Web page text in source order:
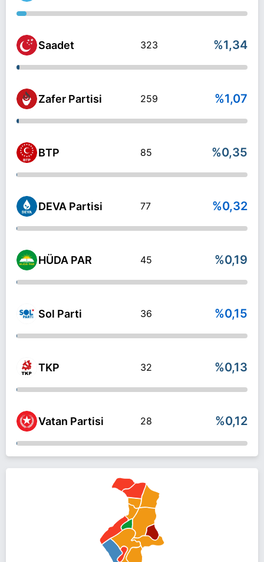
Saadet 323 %1,34
Zafer Partisi 259 %1,07
BTP 85 %0,35
DEVA Partisi 77 %0,32
HÜDA PAR 45 %0,19
Sol Parti 36 %0,15
TKP 32 %0,13
Vatan Partisi 28 %0,12